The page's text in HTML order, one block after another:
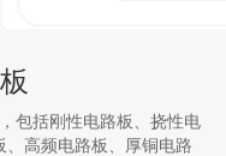
包括刚性电路板、挠性电
高频电路板、厚铜电路